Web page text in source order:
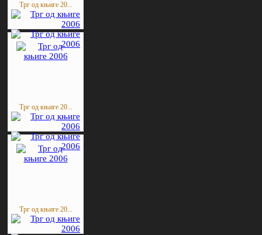
Трг од књиге 20...
Трг од књиге 20...
Трг од књиге 20...